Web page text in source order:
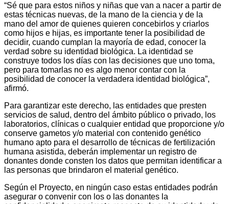
“Sé que para estos niños y niñas que van a nacer a partir de
estas técnicas nuevas, de la mano de la ciencia y de la
mano del amor de quienes quieren concebirlos y criarlos
como hijos e hijas, es importante tener la posibilidad de
decidir, cuando cumplan la mayoría de edad, conocer la
verdad sobre su identidad biológica. La identidad se
construye todos los días con las decisiones que uno toma,
pero para tomarlas no es algo menor contar con la
posibilidad de conocer la verdadera identidad biológica”,
afirmó.
Para garantizar este derecho, las entidades que presten
servicios de salud, dentro del ámbito público o privado, los
laboratorios, clínicas o cualquier entidad que proporcione y/o
conserve gametos y/o material con contenido genético
humano apto para el desarrollo de técnicas de fertilización
humana asistida, deberán implementar un registro de
donantes donde consten los datos que permitan identificar a
las personas que brindaron el material genético.
Según el Proyecto, en ningún caso estas entidades podrán
asegurar o convenir con los o las donantes la